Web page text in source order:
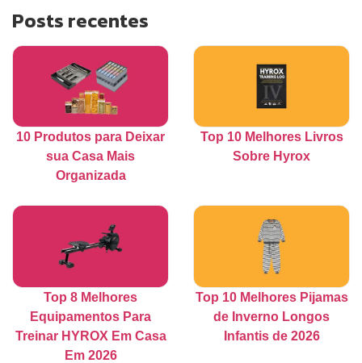
Posts recentes
10 Produtos para Deixar
sua Casa Mais
Organizada
Top 10 Melhores Livros
Sobre Hyrox
Top 8 Melhores
Equipamentos Para
Treinar HYROX Em Casa
Em 2026
Top 10 Melhores Pijamas
de Inverno Longos
Infantis de 2026